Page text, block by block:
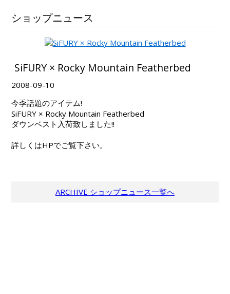
ショップニュース
SiFURY × Rocky Mountain Featherbed
2008-09-10
今季話題のアイテム!
SiFURY × Rocky Mountain Featherbed
ダウンベスト入荷致しました!!
詳しくはHPでご覧下さい。
ARCHIVE ショップニュース一覧へ